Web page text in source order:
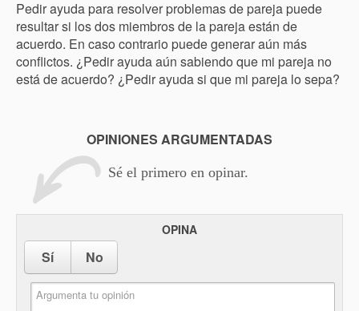
Pedir ayuda para resolver problemas de pareja puede
resultar si los dos miembros de la pareja están de
acuerdo. En caso contrario puede generar aún más
conflictos. ¿Pedir ayuda aún sabiendo que mi pareja no
está de acuerdo? ¿Pedir ayuda si que mi pareja lo sepa?
OPINIONES ARGUMENTADAS
Sé el primero en opinar.
OPINA
Sí No